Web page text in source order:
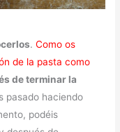
.Como os
de la pasta como
de terminar la
pasado haciendo
podéis